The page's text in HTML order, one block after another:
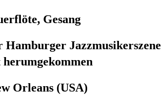
Gesang
Jazzmusikerszene
Orleans (USA)